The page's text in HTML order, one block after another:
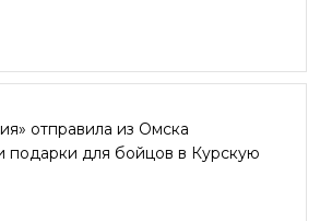
отправила из Омска
подарки для бойцов в Курскую